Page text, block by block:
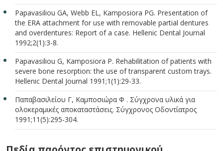
Papavasiliou GA, Webb EL, Kamposiora PG. Presentation of
the ERA attachment for use with removable partial dentures
and overdentures: Report of a case. Hellenic Dental Journal
1992;2(1):3-8.
Papavasiliou G, Kamposiora P. Rehabilitation of patients with
severe bone resorption: the use of transparent custom trays.
Hellenic Dental Journal 1991;1(1):29-33.
Παπαβασιλείου Γ, Καμποσιώρα Φ . Σύγχρονα υλικά για
ολοκεραμικές αποκαταστάσεις. Σύγχρονος Οδοντίατρος
1991;11(5):295-304.